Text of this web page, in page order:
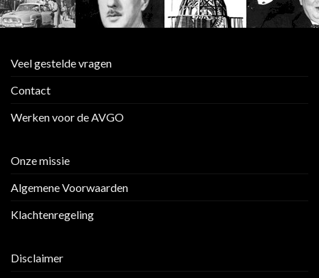
Veel gestelde vragen
Contact
Werken voor de AVGO
Onze missie
Algemene Voorwaarden
Klachtenregeling
Disclaimer